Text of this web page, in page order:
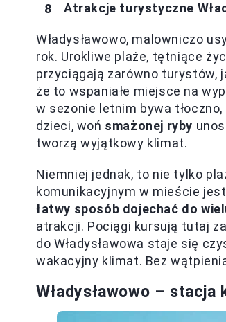
Atrakcje turystyczne
Władysławowo, malowniczo
rok. Urokliwe plaże, tętniące
przyciągają zarówno turystów,
że to wspaniałe miejsce na
w sezonie letnim bywa
dzieci, woń smażonej ryby
tworzą wyjątkowy klimat.
Niemniej jednak, to nie tylko
komunikacyjnym w mieście
łatwy sposób dojechać do
atrakcji. Pociągi kursują tutaj
do Władysławowa staje się
wakacyjny klimat. Bez
Władysławowo –